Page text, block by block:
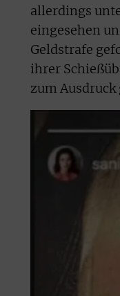
allerdings
eingesehen
Geldstrafe
ihrer
zum Ausdruck